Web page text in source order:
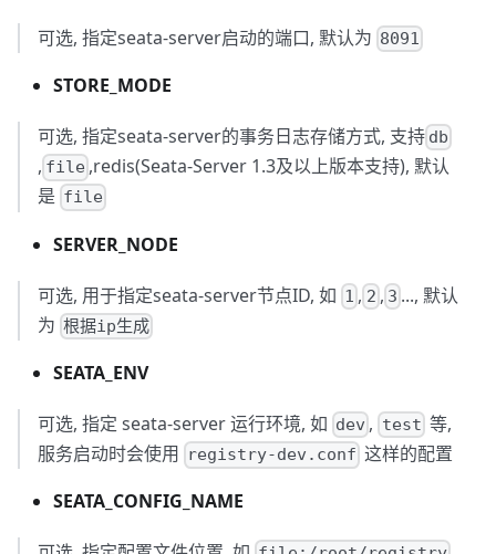
可选, 指定seata-server启动的端口, 默认为 8091
STORE_MODE
可选, 指定seata-server的事务日志存储方式, 支持 db
, file ,redis(Seata-Server 1.3及以上版本支持), 默认
是 file
SERVER_NODE
可选, 用于指定seata-server节点ID, 如 1 , 2 , 3 ..., 默认
为 根据ip生成
SEATA_ENV
可选, 指定 seata-server 运行环境, 如 dev , test 等,
服务启动时会使用 registry-dev.conf 这样的配置
SEATA_CONFIG_NAME